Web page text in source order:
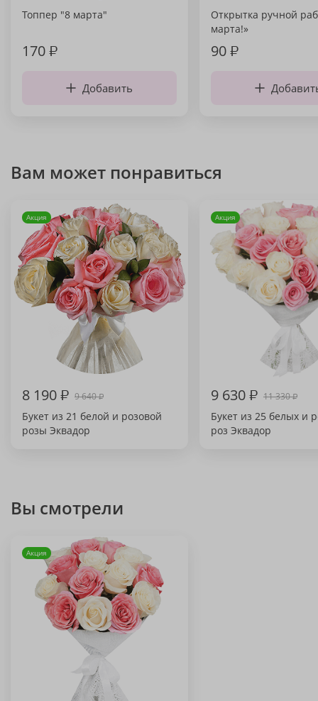
Топпер "8 марта"
170₽
Добавить
Открытка ручной
марта!»
90₽
Вам может понравиться
Акция
8 190₽ 9 640₽
Букет из 21 белой и розовой
розы Эквадор
Акция
9 630₽ 11 330₽
Букет из 25 белых и
роз Эквадор
Вы смотрели
Акция